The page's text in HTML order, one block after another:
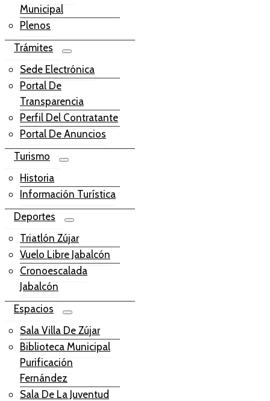
Municipal
Plenos
Trámites
Sede Electrónica
Portal De
Transparencia
Perfil Del Contratante
Portal De Anuncios
Turismo
Historia
Información Turística
Deportes
Triatlón Zújar
Vuelo Libre Jabalcón
Cronoescalada
Jabalcón
Espacios
Sala Villa De Zújar
Biblioteca Municipal
Purificación
Fernández
Sala De La Juventud